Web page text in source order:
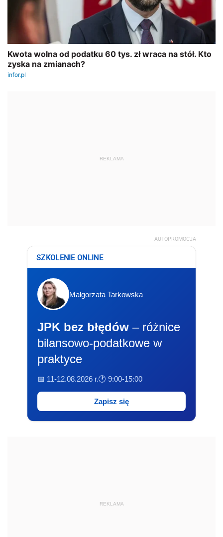
REKLAMA
AUTOPROMOCJA
SZKOLENIE ONLINE
Małgorzata Tarkowska
JPK bez błędów – różnice
bilansowo-podatkowe w
praktyce
📅 11-12.08.2026 r.🕐 9:00-15:00
Zapisz się
REKLAMA